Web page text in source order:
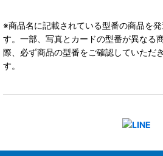
※商品名に記載されている型番の商品を
す。一部、写真とカードの型番が異なる
際、必ず商品の型番をご確認していただ
す。